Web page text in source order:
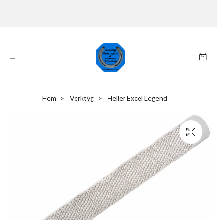
Hem Verktyg Heller Excel Legend